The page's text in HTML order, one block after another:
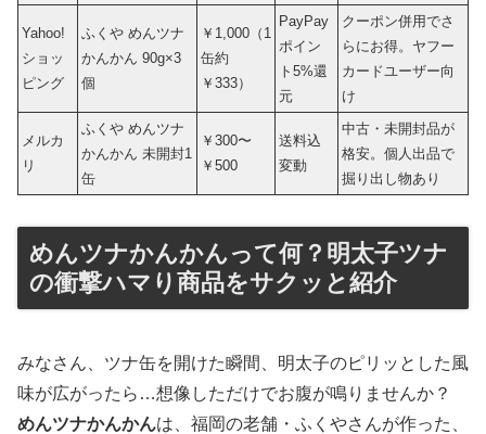
Yahoo!
ショッ
ピング
ふくや めんツナ
かんかん 90g×3
個
￥1,000（1
缶約
￥333）
PayPay
ポイン
ト5%還
元
クーポン併用でさ
らにお得。ヤフー
カードユーザー向
け
メルカ
リ
ふくや めんツナ
かんかん 未開封1
缶
￥300〜
￥500
送料込
変動
中古・未開封品が
格安。個人出品で
掘り出し物あり
めんツナかんかんって何？明太子ツナ
の衝撃ハマり商品をサクッと紹介
みなさん、ツナ缶を開けた瞬間、明太子のピリッとした風
味が広がったら…想像しただけでお腹が鳴りませんか？
めんツナかんかんは、福岡の老舗・ふくやさんが作った、